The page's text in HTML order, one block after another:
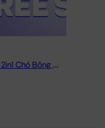
Gấu có mền 2in1 Chó Bông Mặt Xệ Đội Gà